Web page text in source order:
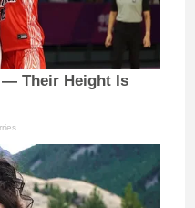
— Their Height Is